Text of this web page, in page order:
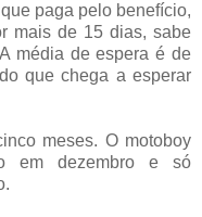
paga pelo benefício,
mais de 15 dias, sabe
média de espera é de
que chega a esperar
meses. O motoboy
em dezembro e só